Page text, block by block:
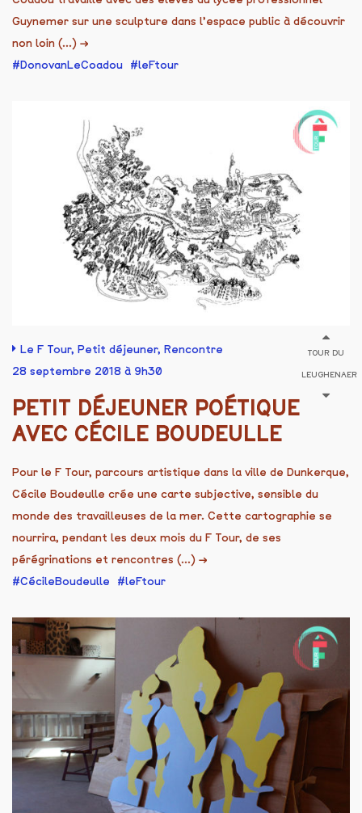
Guynemer sur une sculpture dans l’espace public à découvrir
non loin (...) →
DonovanLeCoadou
leFtour
Le F Tour, Petit déjeuner, Rencontre
28 septembre 2018 à 9h30
TOUR DU
LEUGHENAER
PETIT DÉJEUNER POÉTIQUE
AVEC CÉCILE BOUDEULLE
Pour le F Tour, parcours artistique dans la ville de Dunkerque,
Cécile Boudeulle crée une carte subjective, sensible du
monde des travailleuses de la mer. Cette cartographie se
nourrira, pendant les deux mois du F Tour, de ses
pérégrinations et rencontres (...) →
CécileBoudeulle
leFtour